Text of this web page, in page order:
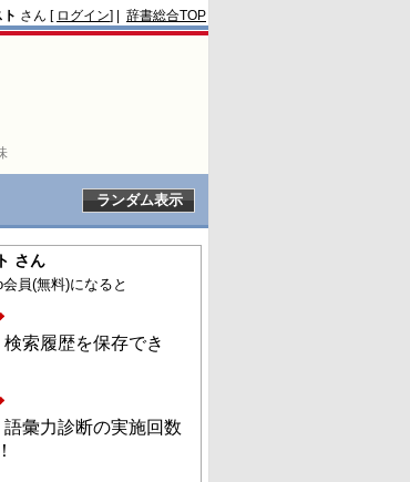
さん [ ログイン] | 辞書総合TOP
さん
員(無料)になると
検索履歴を保存でき
語彙力診断の実施回数